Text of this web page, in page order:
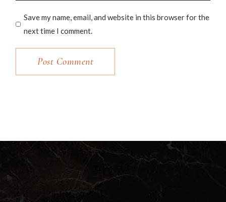
Save my name, email, and website in this browser for the
next time I comment.
Post Comment